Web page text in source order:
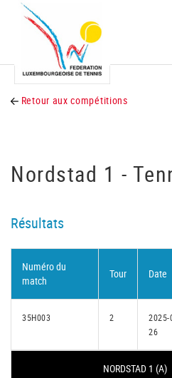
Retour aux compétitions
Nordstad 1 -
Résultats
Numéro du
match
Tour Date
35H003 2
2025-
26
NORDSTAD 1 (A)